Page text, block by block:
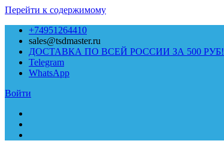
Перейти к содержимому
+74951264410
sales@tsdmaster.ru
ДОСТАВКА ПО ВСЕЙ РОССИИ ЗА 500 РУБ!
Telegram
WhatsApp
Войти